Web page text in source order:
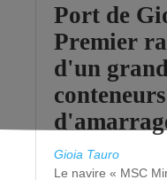
Port de
Premier
d'un
Gioia Tauro
Le navire « MSC